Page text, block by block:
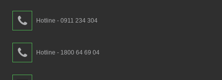
Hotline - 0911 234 304
Hotline - 1800 64 69 04